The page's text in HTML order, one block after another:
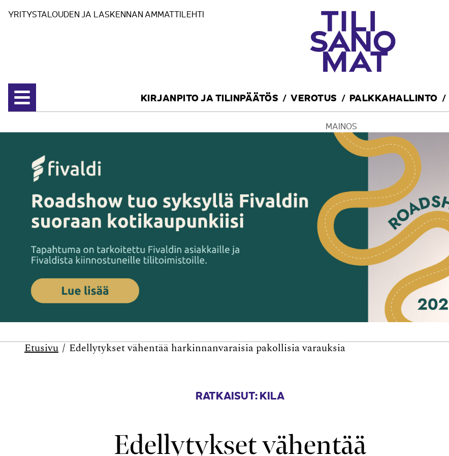
YRITYSTALOUDEN JA LASKENNAN AMMATTILEHTI
Avaa valikko
KIRJANPITO JA TILINPÄÄTÖS VEROTUS PALKKAHALLINTO
MAINOS
Etusivu Edellytykset vähentää harkinnanvaraisia pakollisia varauksia
RATKAISUT: KILA
Edellytykset vähentää